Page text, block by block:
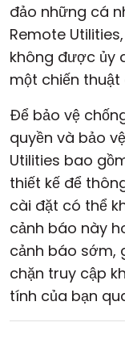
đảo những cá
Remote
không được ủy
một chiến thuật
Để bảo vệ
quyền và bảo
Utilities bao
thiết kế để
cài đặt có thể
cảnh báo này
cảnh báo sớm,
chặn truy cập
tính của bạn